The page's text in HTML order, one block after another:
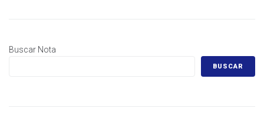
Buscar Nota
BUSCAR